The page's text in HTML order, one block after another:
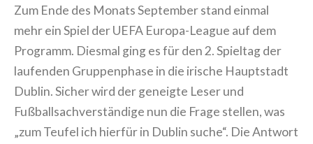
Zum Ende des Monats September stand einmal
mehr ein Spiel der UEFA Europa-League auf dem
Programm. Diesmal ging es für den 2. Spieltag der
laufenden Gruppenphase in die irische Hauptstadt
Dublin. Sicher wird der geneigte Leser und
Fußballsachverständige nun die Frage stellen, was
„zum Teufel ich hierfür in Dublin suche“. Die Antwort